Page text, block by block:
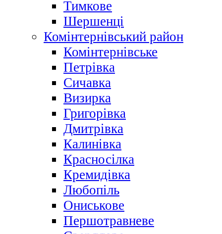
Тимкове
Шершенці
Комінтернівський район
Комінтернівське
Петрівка
Сичавка
Визирка
Григорівка
Дмитрівка
Калинівка
Красносілка
Кремидівка
Любопіль
Ониськове
Першотравневе